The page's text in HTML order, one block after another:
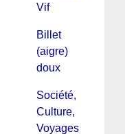
Vif
Billet
(aigre)
doux
Société,
Culture,
Voyages